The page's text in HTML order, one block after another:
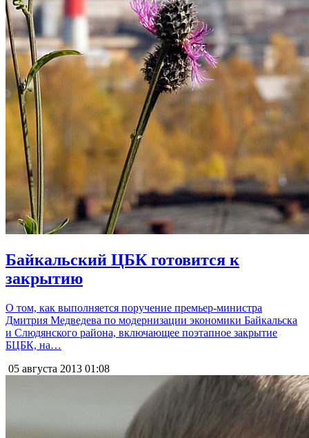
Байкальский ЦБК готовится к
закрытию
О том, как выполняется поручение премьер-министра
Дмитрия Медведева по модернизации экономики Байкальска
и Слюдянского района, включающее поэтапное закрытие
БЦБК, на…
05 августа 2013 01:08